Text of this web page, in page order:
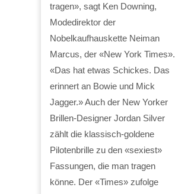
tragen», sagt Ken Downing,
Modedirektor der
Nobelkaufhauskette Neiman
Marcus, der «New York Times».
«Das hat etwas Schickes. Das
erinnert an Bowie und Mick
Jagger.» Auch der New Yorker
Brillen-Designer Jordan Silver
zählt die klassisch-goldene
Pilotenbrille zu den «sexiest»
Fassungen, die man tragen
könne. Der «Times» zufolge